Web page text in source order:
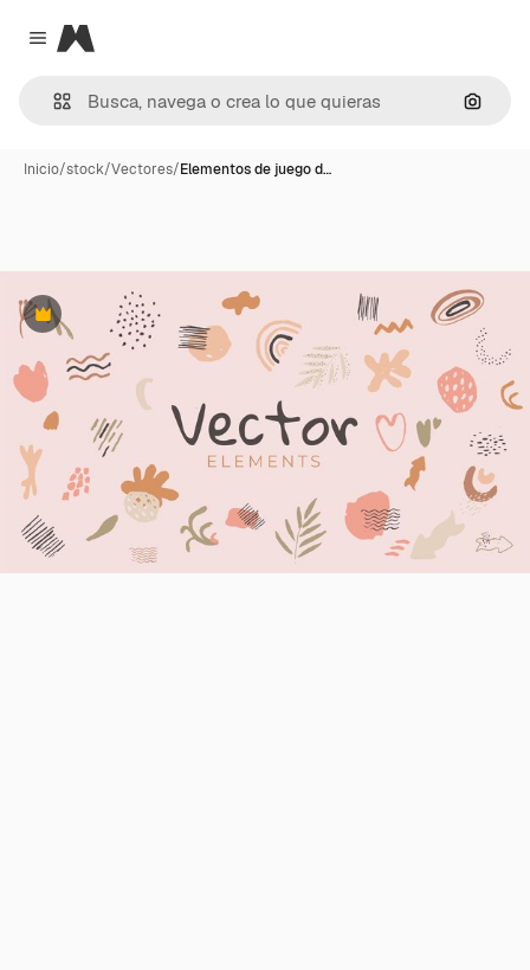
Close menu
Magnific
Inicio/stock/Vectores/Elementos de juego d…
Premium